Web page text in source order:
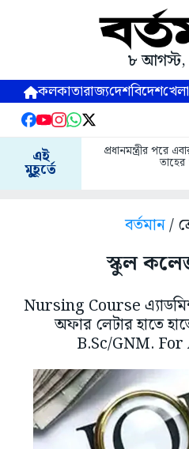
৮
কলকাতারাজ্যদেশবিদেশখেলা
এই
মুহূর্তে
প্রধানমন্ত্রীর পরে
বর্তমান/
স্কুল
Nursing Course
অফার লেটার হাতে
B.Sc/GNM.